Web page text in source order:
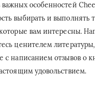
особенностей
выбирать и выполнять
вам интересны.
ценителем
с написанием отзывов о
удовольствием.